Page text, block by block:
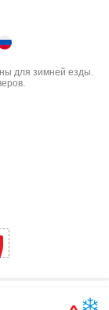
для зимней езды.